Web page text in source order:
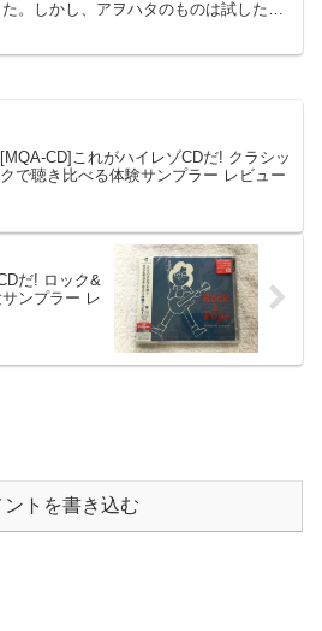
た。しかし、アヲハタのものは試したこ
[MQA-CD]これがハイレゾCDだ! クラシッ
クで聴き比べる体験サンプラー レビュー
だ! ロック&
ンプラー レ
ントを書き込む